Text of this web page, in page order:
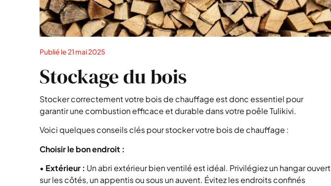
Publié le21 mai 2025
Stockage du bois
Stocker correctement votre bois de chauffage est donc essentiel pour
garantir une combustion efficace et durable dans votre poêle Tulikivi.
Voici quelques conseils clés pour stocker votre bois de chauffage :
Choisir le bon endroit :
• Extérieur : Un abri extérieur bien ventilé est idéal. Privilégiez un hangar ouvert
sur les côtés, un appentis ou sous un auvent. Évitez les endroits confinés